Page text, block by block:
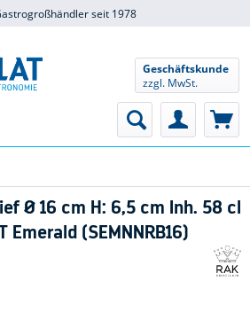
seit 1978
Geschäftskunde
zzgl. MwSt.
Ø 16 cm H: 6,5 cm Inh. 58 cl
Emerald (SEMNNRB16)